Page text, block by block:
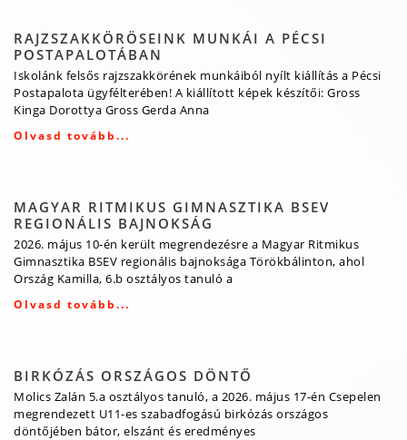
RAJZSZAKKÖRÖSEINK MUNKÁI A PÉCSI
POSTAPALOTÁBAN
Iskolánk felsős rajzszakkörének munkáiból nyílt kiállítás a Pécsi
Postapalota ügyfélterében! A kiállított képek készítői: Gross
Kinga Dorottya Gross Gerda Anna
Olvasd tovább...
MAGYAR RITMIKUS GIMNASZTIKA BSEV
REGIONÁLIS BAJNOKSÁG
2026. május 10-én került megrendezésre a Magyar Ritmikus
Gimnasztika BSEV regionális bajnoksága Törökbálinton, ahol
Ország Kamilla, 6.b osztályos tanuló a
Olvasd tovább...
BIRKÓZÁS ORSZÁGOS DÖNTŐ
Molics Zalán 5.a osztályos tanuló, a 2026. május 17-én Csepelen
megrendezett U11-es szabadfogású birkózás országos
döntőjében bátor, elszánt és eredményes